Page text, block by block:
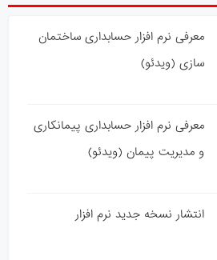
معرفی نرم افزار حسابداری ساختمان
سازی (ویدئو)
معرفی نرم افزار حسابداری پیمانکاری
و مدیریت پیمان (ویدئو)
انتشار نسخه جدید نرم افزار